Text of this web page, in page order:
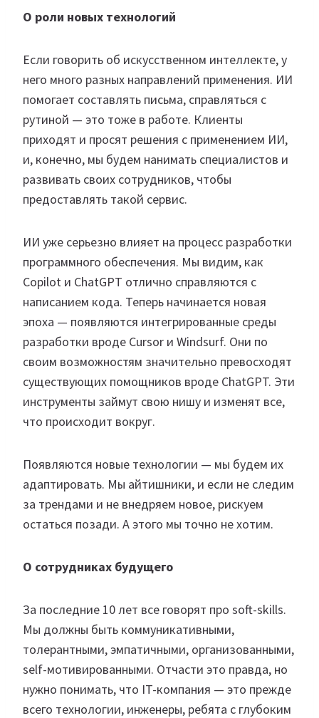
О роли новых технологий
Если говорить об искусственном интеллекте, у
него много разных направлений применения. ИИ
помогает составлять письма, справляться с
рутиной — это тоже в работе. Клиенты
приходят и просят решения с применением ИИ,
и, конечно, мы будем нанимать специалистов и
развивать своих сотрудников, чтобы
предоставлять такой сервис.
ИИ уже серьезно влияет на процесс разработки
программного обеспечения. Мы видим, как
Copilot и ChatGPT отлично справляются с
написанием кода. Теперь начинается новая
эпоха — появляются интегрированные среды
разработки вроде Cursor и Windsurf. Они по
своим возможностям значительно превосходят
существующих помощников вроде ChatGPT. Эти
инструменты займут свою нишу и изменят все,
что происходит вокруг.
Появляются новые технологии — мы будем их
адаптировать. Мы айтишники, и если не следим
за трендами и не внедряем новое, рискуем
остаться позади. А этого мы точно не хотим.
О сотрудниках будущего
За последние 10 лет все говорят про soft-skills.
Мы должны быть коммуникативными,
толерантными, эмпатичными, организованными,
self-мотивированными. Отчасти это правда, но
нужно понимать, что IT-компания — это прежде
всего технологии, инженеры, ребята с глубоким